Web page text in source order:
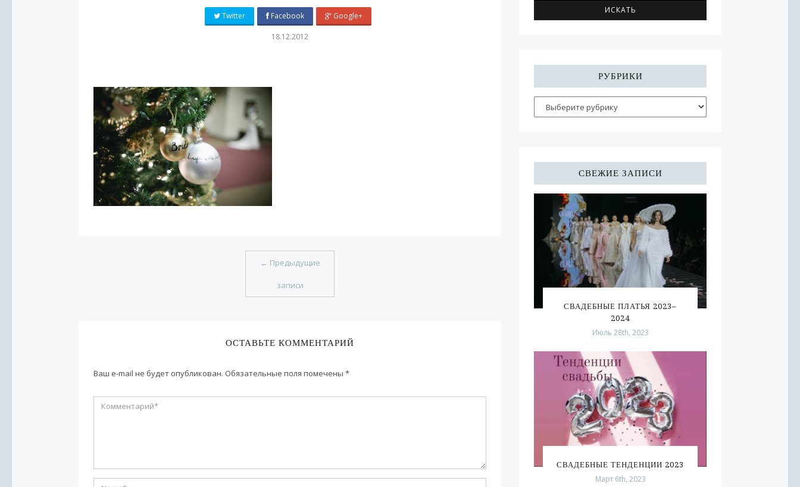
Twitter Facebook Google+
18.12.2012
← Предыдущие
записи
ОСТАВЬТЕ КОММЕНТАРИЙ
Ваш e-mail не будет опубликован. Обязательные поля помечены *
РУБРИКИ
СВЕЖИЕ ЗАПИСИ
СВАДЕБНЫЕ ПЛАТЬЯ 2023–
2024
Июль 28th, 2023
СВАДЕБНЫЕ ТЕНДЕНЦИИ 2023
Март 6th, 2023